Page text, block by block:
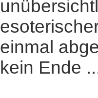
einmal
kein Ende